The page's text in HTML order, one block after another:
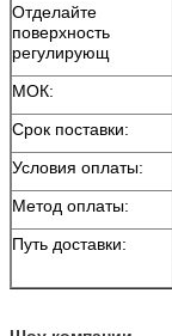
Отделайте
поверхность
регулирующ
МОК:
Срок поставки:
Условия оплаты:
Метод оплаты:
Путь доставки: